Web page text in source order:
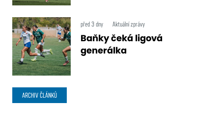
před 3 dny Aktuální zprávy
Baňky čeká ligová
generálka
ARCHIV ČLÁNKŮ